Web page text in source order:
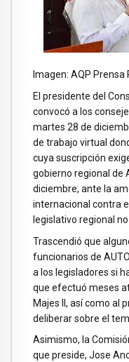
Imagen: AQP Prensa
El presidente del
convocó a los
martes 28 de
de trabajo virtual
cuya suscripción
gobierno regional de
diciembre, ante la
internacional contra
legislativo regional
Trascendió que
funcionarios de
a los legisladores si
que efectuó meses
Majes II, así como al
deliberar sobre el
Asimismo, la
que preside, Jose